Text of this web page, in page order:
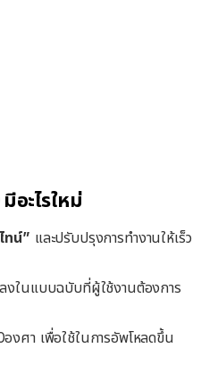
อะไรใหม่
ทน์” และปรับปรุงการทำงานให้เร็ว
งในแบบฉบับที่ผู้ใช้งานต้องการ
งศา เพื่อใช้ในการอัพโหลดขึ้น